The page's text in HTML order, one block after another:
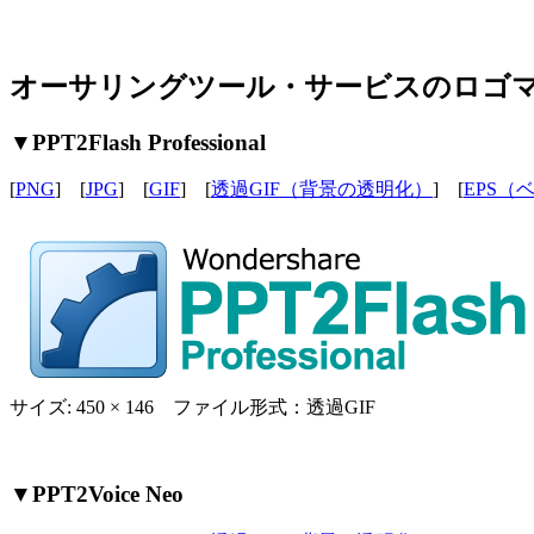
オーサリングツール・サービスのロゴ
▼PPT2Flash Professional
[PNG] [JPG] [GIF] [透過GIF（背景の透明化） ] [EPS（
サイズ: 450 × 146 ファイル形式：透過GIF
▼PPT2Voice Neo